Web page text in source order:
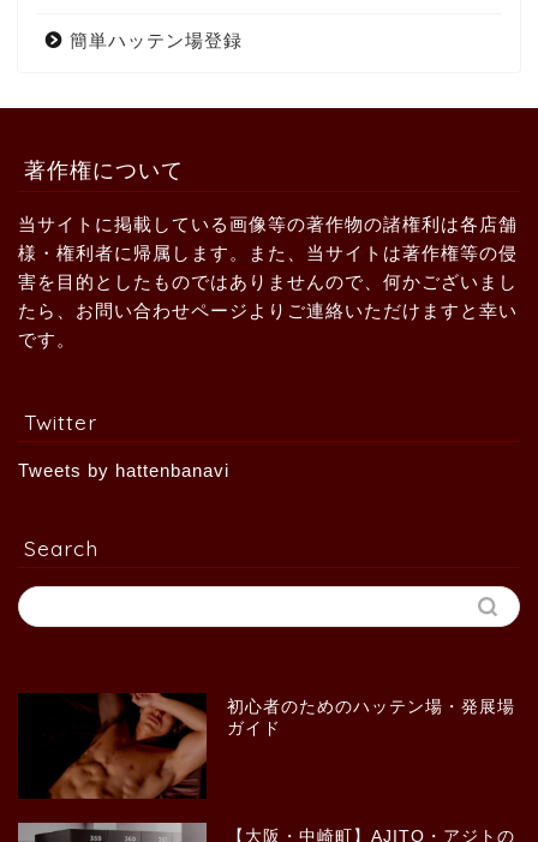
簡単ハッテン場登録
著作権について
当サイトに掲載している画像等の著作物の諸権利は各店舗
様・権利者に帰属します。また、当サイトは著作権等の侵
害を目的としたものではありませんので、何かございまし
たら、お問い合わせページよりご連絡いただけますと幸い
です。
Twitter
Tweets by hattenbanavi
Search
初心者のためのハッテン場・発展場
ガイド
【大阪・中崎町】AJITO・アジトの